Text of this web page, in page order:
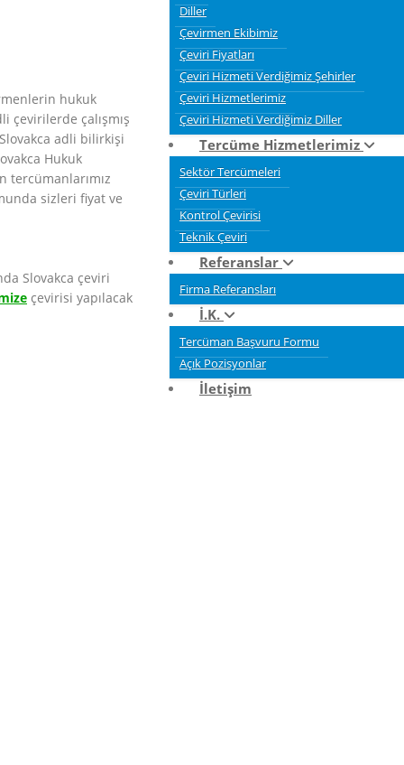
Diller
Çevirmen Ekibimiz
Çeviri Fiyatları
Çeviri Hizmeti Verdiğimiz Şehirler
Çeviri Hizmetlerimiz
Çeviri Hizmeti Verdiğimiz Diller
Tercüme Hizmetlerimiz
Sektör Tercümeleri
Çeviri Türleri
Kontrol Çevirisi
Teknik Çeviri
Referanslar
Firma Referansları
İ.K.
Tercüman Başvuru Formu
Açık Pozisyonlar
İletişim
hukuk
çevirilerde çalışmış
adli bilirkişi
Hukuk
tercümanlarımız
sizleri fiyat ve
Slovakca çeviri
çevirisi yapılacak